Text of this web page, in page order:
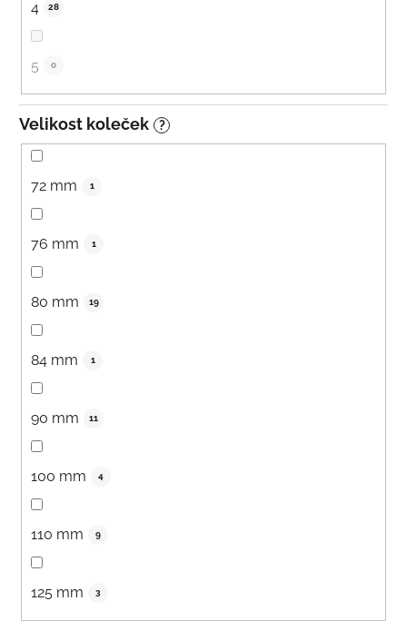
4 28
5 0
Velikost koleček ?
72 mm 1
76 mm 1
80 mm 19
84 mm 1
90 mm 11
100 mm 4
110 mm 9
125 mm 3